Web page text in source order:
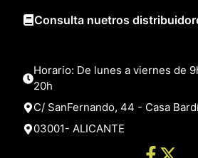
Consulta nuetros
Horario: De lunes a viernes de
20h
C/ SanFernando, 44 - Casa
03001- ALICANTE